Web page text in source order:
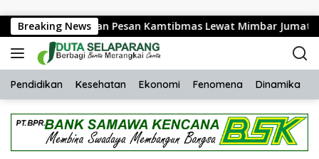
Breaking News
Sampaikan Pesan Kamtibmas Lewat Mimbar Jumat
Pendidikan Kesehatan Ekonomi Fenomena Dinamika